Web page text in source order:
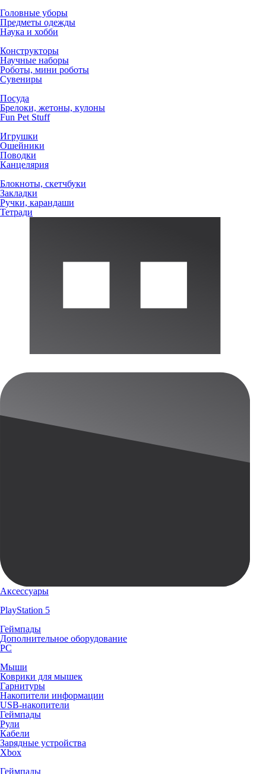
Головные уборы
Предметы одежды
Наука и хобби
Конструкторы
Научные наборы
Роботы, мини роботы
Сувениры
Посуда
Брелоки, жетоны, кулоны
Fun Pet Stuff
Игрушки
Ошейники
Поводки
Канцелярия
Блокноты, скетчбуки
Закладки
Ручки, карандаши
Тетради
Аксессуары
PlayStation 5
Геймпады
Дополнительное оборудование
PC
Мыши
Коврики для мышек
Гарнитуры
Накопители информации
USB-накопители
Геймпады
Рули
Кабели
Зарядные устройства
Xbox
Геймпады